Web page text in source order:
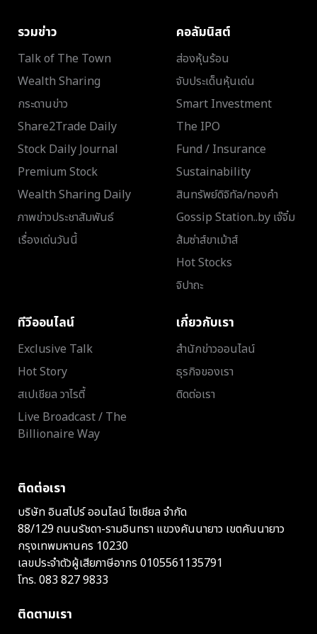
รวมข่าว
Talk of The Town
Wealth Sharing
กระดานข่าว
Share2Trade Daily
Stock Daily Journal
Premium Stock
Wealth Sharing Daily
ภาพข่าวประชาสัมพันธ์
เรื่องเด่นวันนี้
คอลัมนิสต์
ส่องหุ้นร้อน
จับประเด็นหุ้นเด่น
Smart Investment
The IPO
Fund / Insurance
Sustainability
สินทรัพย์ดิจิทัล/ทองคำ
Gossip Station..by เจ๊จิ๋ม
ส้มซ่าส์ขาเม้าส์
Hot Stocks
จิปาถะ
ทีวีออนไลน์
Exclusive Talk
Hot Story
สเปเชียล วาไรตี้
Live Broadcast / The
Billionaire Way
เกี่ยวกับเรา
สำนักข่าวออนไลน์
ธุรกิจของเรา
ติดต่อเรา
ติดต่อเรา
บริษัท อินสไปร์ ออนไลน์ โซเชียล จำกัด
88/129 ถนนรัชดา-รามอินทรา แขวงคันนายาว เขตคันนายาว
กรุงเทพมหานคร 10230
เลขประจำตัวผู้เสียภาษีอากร 0105561135791
โทร. 083 827 9833
ติดตามเรา